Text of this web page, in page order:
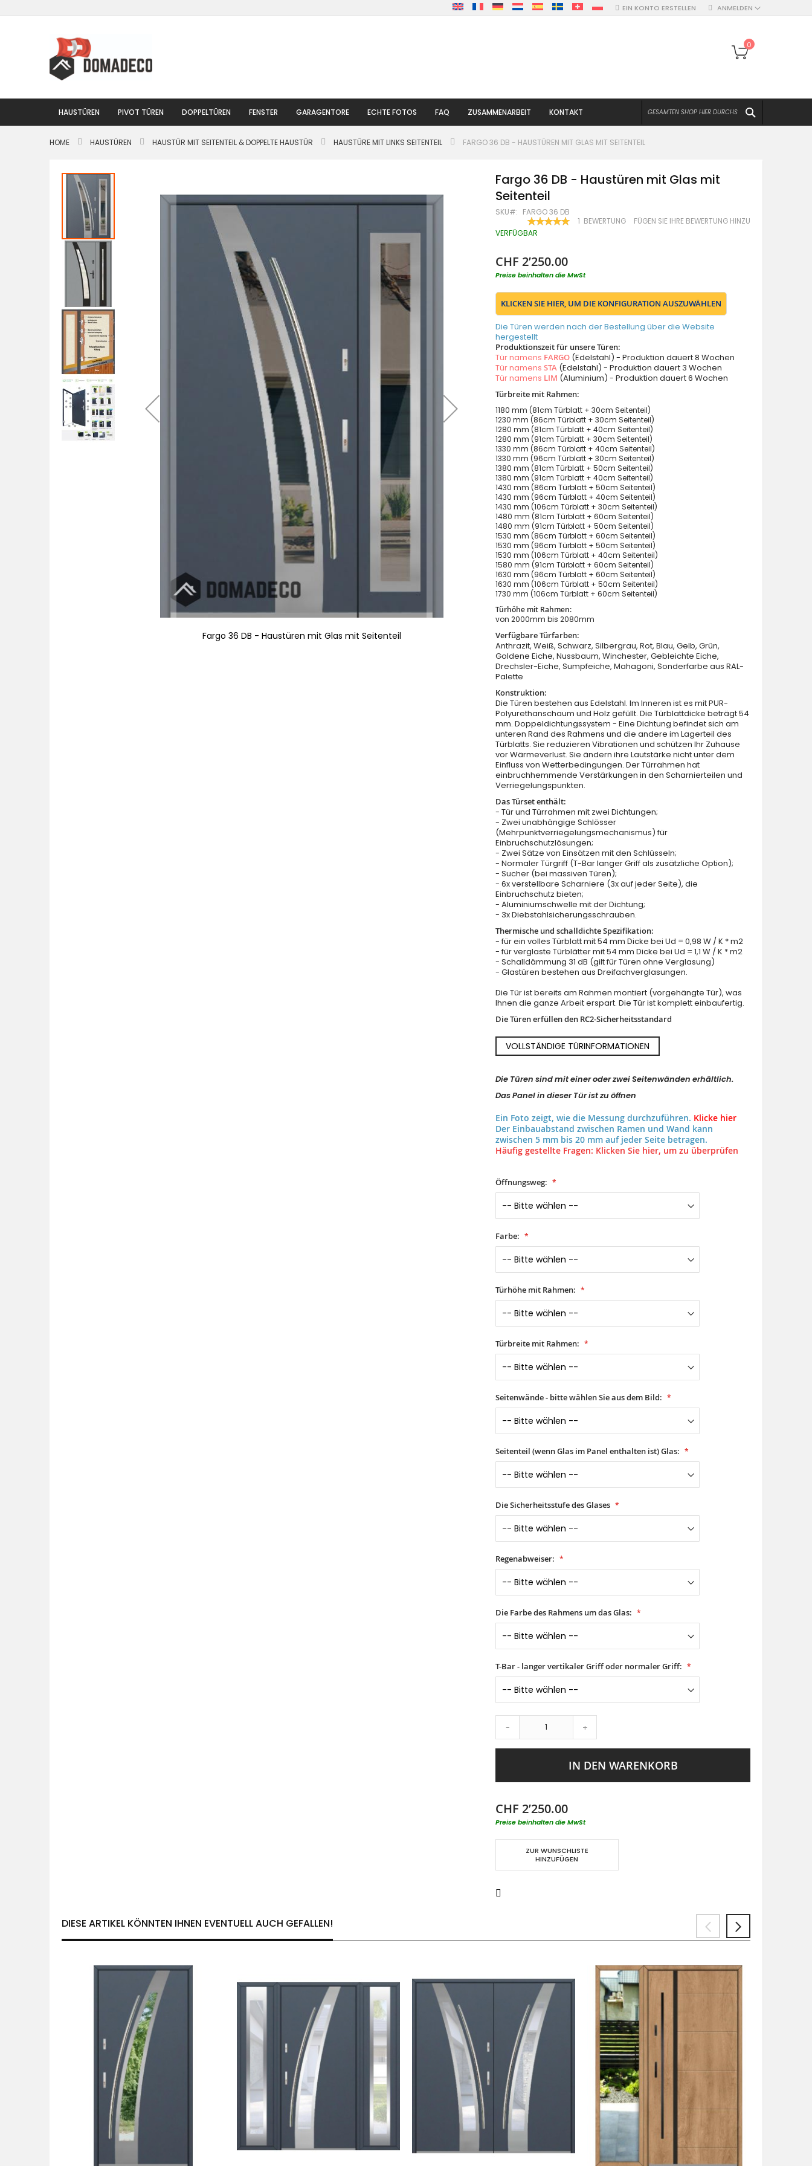
Inhalt
ANMELDEN
EIN KONTO ERSTELLEN
Mein
0
HAUSTÜREN PIVOT TÜREN DOPPELTÜREN FENSTER GARAGENTORE ECHTE FOTOS FAQ ZUSAMMENARBEIT KONTAKT
HOME HAUSTÜREN HAUSTÜR MIT SEITENTEIL & DOPPELTE HAUSTÜR HAUSTÜRE MIT LINKS SEITENTEIL FARGO 36 DB - HAUSTÜREN MIT GLAS MIT SEITENTEIL
Zum
Ende
Bildgalerie
springen
Fargo 36 DB - Haustüren mit Glas mit Seitenteil
Fargo 36 DB - Haustüren mit Glas mit
Seitenteil
SKU FARGO 36 DB
BEWERTUNG:
100
% OF 100
1 BEWERTUNG FÜGEN SIE IHRE BEWERTUNG HINZU
VERFÜGBAR
CHF 2’250.00
Preise beinhalten die MwSt
KLICKEN SIE HIER, UM DIE KONFIGURATION AUSZUWÄHLEN
Die Türen werden nach der Bestellung über die Website
hergestellt
Produktionszeit für unsere Türen:
Tür namens FARGO (Edelstahl) - Produktion dauert 8 Wochen
Tür namensSTA (Edelstahl) - Produktion dauert 3 Wochen
Tür namens LIM (Aluminium) - Produktion dauert 6 Wochen
Türbreite mit Rahmen:
1180 mm (81cm Türblatt + 30cm Seitenteil)
1230 mm (86cm Türblatt + 30cm Seitenteil)
1280 mm (81cm Türblatt + 40cm Seitenteil)
1280 mm (91cm Türblatt + 30cm Seitenteil)
1330 mm (86cm Türblatt + 40cm Seitenteil)
1330 mm (96cm Türblatt + 30cm Seitenteil)
1380 mm (81cm Türblatt + 50cm Seitenteil)
1380 mm (91cm Türblatt + 40cm Seitenteil)
1430 mm (86cm Türblatt + 50cm Seitenteil)
1430 mm (96cm Türblatt + 40cm Seitenteil)
1430 mm (106cm Türblatt + 30cm Seitenteil)
1480 mm (81cm Türblatt + 60cm Seitenteil)
1480 mm (91cm Türblatt + 50cm Seitenteil)
1530 mm (86cm Türblatt + 60cm Seitenteil)
1530 mm (96cm Türblatt + 50cm Seitenteil)
1530 mm (106cm Türblatt + 40cm Seitenteil)
1580 mm (91cm Türblatt + 60cm Seitenteil)
1630 mm (96cm Türblatt + 60cm Seitenteil)
1630 mm (106cm Türblatt + 50cm Seitenteil)
1730 mm (106cm Türblatt + 60cm Seitenteil)
Türhöhe mit Rahmen:
von 2000mm bis 2080mm
Verfügbare Türfarben:
Anthrazit, Weiß, Schwarz, Silbergrau, Rot, Blau, Gelb, Grün,
Goldene Eiche, Nussbaum, Winchester, Gebleichte Eiche,
Drechsler-Eiche, Sumpfeiche, Mahagoni, Sonderfarbe aus RAL-
Palette
Konstruktion:
Die Türen bestehen aus Edelstahl. Im Inneren ist es mit PUR-
Polyurethanschaum und Holz gefüllt. Die Türblattdicke beträgt 54
mm. Doppeldichtungssystem - Eine Dichtung befindet sich am
unteren Rand des Rahmens und die andere im Lagerteil des
Türblatts. Sie reduzieren Vibrationen und schützen Ihr Zuhause
vor Wärmeverlust. Sie ändern ihre Lautstärke nicht unter dem
Einfluss von Wetterbedingungen. Der Türrahmen hat
einbruchhemmende Verstärkungen in den Scharnierteilen und
Verriegelungspunkten.
Das Türset enthält:
- Tür und Türrahmen mit zwei Dichtungen;
- Zwei unabhängige Schlösser
(Mehrpunktverriegelungsmechanismus) für
Einbruchschutzlösungen;
- Zwei Sätze von Einsätzen mit den Schlüsseln;
- Normaler Türgriff (T-Bar langer Griff als zusätzliche Option);
- Sucher (bei massiven Türen);
- 6x verstellbare Scharniere (3x auf jeder Seite), die
Einbruchschutz bieten;
- Aluminiumschwelle mit der Dichtung;
- 3x Diebstahlsicherungsschrauben.
Thermische und schalldichte Spezifikation:
- für ein volles Türblatt mit 54 mm Dicke bei Ud = 0,98 W / K * m2
- für verglaste Türblätter mit 54 mm Dicke bei Ud = 1,1 W / K * m2
- Schalldämmung 31 dB (gilt für Türen ohne Verglasung)
- Glastüren bestehen aus Dreifachverglasungen.
Die Tür ist bereits am Rahmen montiert (vorgehängte Tür), was
Ihnen die ganze Arbeit erspart. Die Tür ist komplett einbaufertig.
Die Türen erfüllen den RC2-Sicherheitsstandard
VOLLSTÄNDIGE TÜRINFORMATIONEN
Die Türen sind mit einer oder zwei Seitenwänden erhältlich.
Das Panel in dieser Tür ist zu öffnen
Ein Foto zeigt, wie die Messung durchzuführen. Klicke hier
Der Einbauabstand zwischen Ramen und Wand kann
zwischen 5 mm bis 20 mm auf jeder Seite betragen.
Häufig gestellte Fragen: Klicken Sie hier, um zu überprüfen
Öffnungsweg:
Farbe:
Türhöhe mit Rahmen:
Türbreite mit Rahmen:
Seitenwände - bitte wählen Sie aus dem Bild:
Seitenteil (wenn Glas im Panel enthalten ist) Glas:
Die Sicherheitsstufe des Glases
Regenabweiser:
Die Farbe des Rahmens um das Glas:
T-Bar - langer vertikaler Griff oder normaler Griff:
- +
IN DEN WARENKORB
CHF 2’250.00
Preise beinhalten die MwSt
ZUR WUNSCHLISTE
HINZUFÜGEN
DIESE ARTIKEL KÖNNTEN IHNEN EVENTUELL AUCH GEFALLEN!